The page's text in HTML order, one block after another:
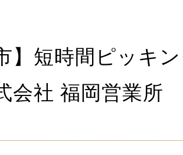
】短時間ピッキ
会社 福岡営業所